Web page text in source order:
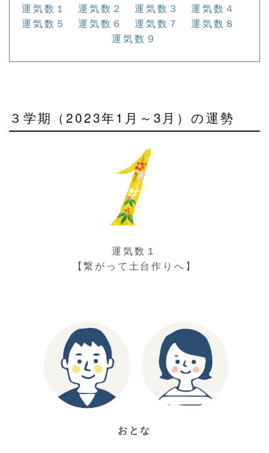
運気数１ 運気数２ 運気数３
運気数４
運気数５
運気数６ 運気数７
運気数８
運気数９
３学期（2023年1月～3月）の運勢
運気数１
【繋がって土台作りへ】
おとな